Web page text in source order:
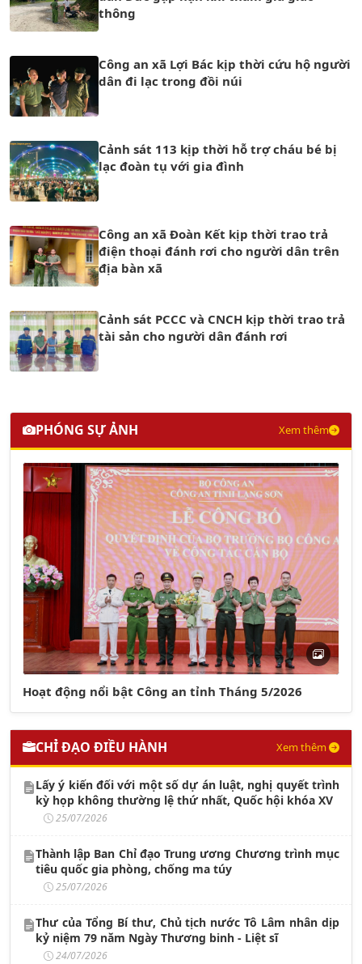
thông
Công an xã Lợi Bác kịp thời cứu hộ người
dân đi lạc trong đồi núi
Cảnh sát 113 kịp thời hỗ trợ cháu bé bị
lạc đoàn tụ với gia đình
Công an xã Đoàn Kết kịp thời trao trả
điện thoại đánh rơi cho người dân trên
địa bàn xã
Cảnh sát PCCC và CNCH kịp thời trao trả
tài sản cho người dân đánh rơi
PHÓNG SỰ ẢNH Xem thêm
Hoạt động nổi bật Công an tỉnh Tháng 5/2026
CHỈ ĐẠO ĐIỀU HÀNH Xem thêm
Lấy ý kiến đối với một số dự án luật, nghị quyết trình
kỳ họp không thường lệ thứ nhất, Quốc hội khóa XV
25/07/2026
Thành lập Ban Chỉ đạo Trung ương Chương trình mục
tiêu quốc gia phòng, chống ma túy
25/07/2026
Thư của Tổng Bí thư, Chủ tịch nước Tô Lâm nhân dịp
kỷ niệm 79 năm Ngày Thương binh - Liệt sĩ
24/07/2026